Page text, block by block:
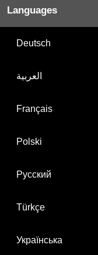
Languages
Deutsch
العربية
Français
Polski
Русский
Türkçe
Українська